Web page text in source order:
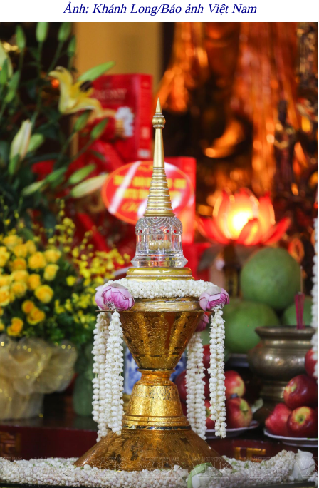
Ảnh: Khánh Long/Báo ảnh Việt Nam